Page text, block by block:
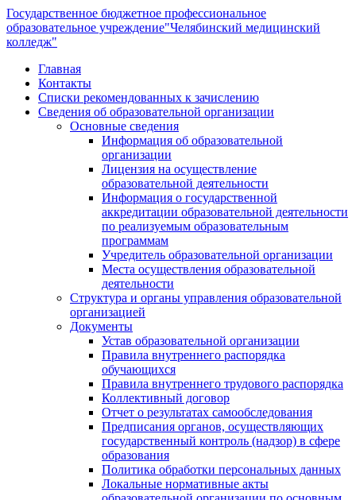
Государственное бюджетное профессиональное
образовательное учреждение"Челябинский медицинский
колледж"
Главная
Контакты
Списки рекомендованных к зачислению
Сведения об образовательной организации
Основные сведения
Информация об образовательной
организации
Лицензия на осуществление
образовательной деятельности
Информация о государственной
аккредитации образовательной деятельности
по реализуемым образовательным
программам
Учредитель образовательной организации
Места осуществления образовательной
деятельности
Структура и органы управления образовательной
организацией
Документы
Устав образовательной организации
Правила внутреннего распорядка
обучающихся
Правила внутреннего трудового распорядка
Коллективный договор
Отчет о результатах самообследования
Предписания органов, осуществляющих
государственный контроль (надзор) в сфере
образования
Политика обработки персональных данных
Локальные нормативные акты